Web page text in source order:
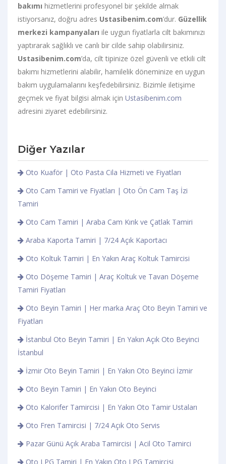
bakımı hizmetlerini profesyonel bir şekilde almak
istiyorsanız, doğru adres Ustasibenim.com’dur. Güzellik
merkezi kampanyaları ile uygun fiyatlarla cilt bakımınızı
yaptırarak sağlıklı ve canlı bir cilde sahip olabilirsiniz.
Ustasibenim.com’da, cilt tipinize özel güvenli ve etkili cilt
bakımı hizmetlerini alabilir, hamilelik döneminize en uygun
bakım uygulamalarını keşfedebilirsiniz. Bizimle iletişime
geçmek ve fiyat bilgisi almak için Ustasibenim.com
adresini ziyaret edebilirsiniz.
Diğer Yazılar
Oto Kuaför | Oto Pasta Cila Hizmeti ve Fiyatları
Oto Cam Tamiri ve Fiyatları | Oto Ön Cam Taş İzi
Tamiri
Oto Cam Tamiri | Araba Cam Kırık ve Çatlak Tamiri
Araba Kaporta Tamiri | 7/24 Açık Kaportacı
Oto Koltuk Tamiri | En Yakın Araç Koltuk Tamircisi
Oto Döşeme Tamiri | Araç Koltuk ve Tavan Döşeme
Tamiri Fiyatları
Oto Beyin Tamiri | Her marka Araç Oto Beyin Tamiri ve
Fiyatları
İstanbul Oto Beyin Tamiri | En Yakın Açık Oto Beyinci
İstanbul
İzmir Oto Beyin Tamiri | En Yakın Oto Beyinci İzmir
Oto Beyin Tamiri | En Yakın Oto Beyinci
Oto Kalorifer Tamircisi | En Yakın Oto Tamir Ustaları
Oto Fren Tamircisi | 7/24 Açık Oto Servis
Pazar Günü Açık Araba Tamircisi | Acil Oto Tamirci
Oto LPG Tamiri | En Yakın Oto LPG Tamircisi